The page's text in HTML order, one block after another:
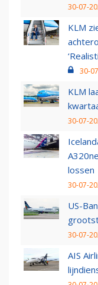
30-07-
KLM
30-
KLM
30-07-
lossen
30-07-
US-
30-07-
AIS